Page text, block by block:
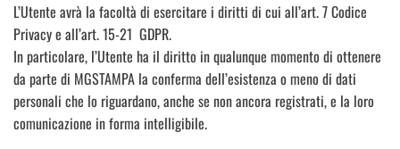
L’Utente avrà la facoltà di esercitare i diritti di cui all’art. 7 Codice
Privacy e all’art. 15-21 GDPR.
In particolare, l’Utente ha il diritto in qualunque momento di ottenere
da parte di MGSTAMPA la conferma dell’esistenza o meno di dati
personali che lo riguardano, anche se non ancora registrati, e la loro
comunicazione in forma intelligibile.